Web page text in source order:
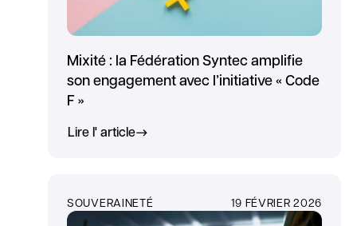
Mixité : la Fédération Syntec amplifie
son engagement avec l’initiative « Code
F »
Lire l' article
SOUVERAINETÉ 19 FÉVRIER 2026